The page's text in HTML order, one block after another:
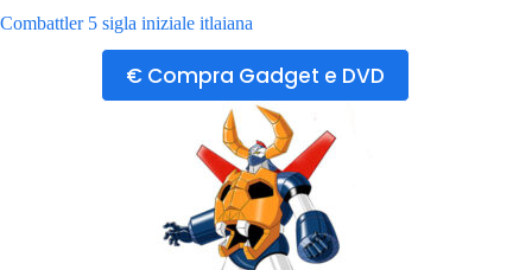
Combattler 5 sigla iniziale itlaiana
€ Compra Gadget e DVD